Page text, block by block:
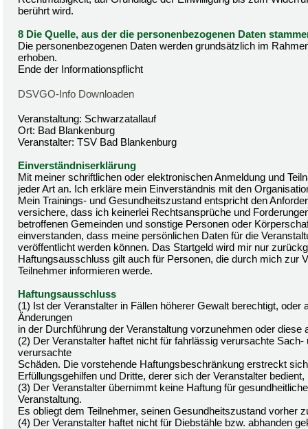
berührt wird.
8 Die Quelle, aus der die personenbezogenen Daten
Die personenbezogenen Daten werden grundsätzlich im
erhoben.
Ende der Informationspflicht
DSVGO-Info Downloaden
Veranstaltung: Schwarzatallauf
Ort: Bad Blankenburg
Veranstalter: TSV Bad Blankenburg
Einverständniserklärung
Mit meiner schriftlichen oder elektronischen Anmeldung und
jeder Art an. Ich erkläre mein Einverständnis mit den
Mein Trainings- und Gesundheitszustand entspricht den
versichere, dass ich keinerlei Rechtsansprüche und
betroffenen Gemeinden und sonstige Personen oder
einverstanden, dass meine persönlichen Daten für die
veröffentlicht werden können. Das Startgeld wird mir nur
Haftungsausschluss gilt auch für Personen, die durch mich zur
Teilnehmer informieren werde.
Haftungsausschluss
(1) Ist der Veranstalter in Fällen höherer Gewalt berechtigt,
Änderungen
in der Durchführung der Veranstaltung vorzunehmen oder
(2) Der Veranstalter haftet nicht für fahrlässig verursachte
verursachte
Schäden. Die vorstehende Haftungsbeschränkung erstreckt
Erfüllungsgehilfen und Dritte, derer sich der Veranstalter
(3) Der Veranstalter übernimmt keine Haftung für
Veranstaltung.
Es obliegt dem Teilnehmer, seinen Gesundheitszustand vorher
(4) Der Veranstalter haftet nicht für Diebstähle bzw. abhanden